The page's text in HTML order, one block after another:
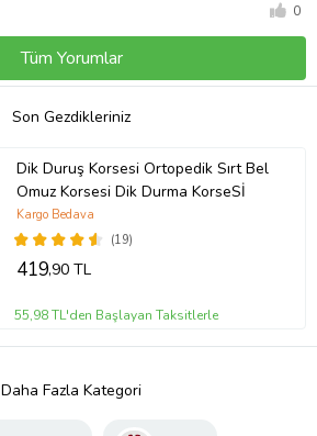
0
Tüm Yorumlar
Son Gezdikleriniz
Dik Duruş Korsesi Ortopedik Sırt Bel
Omuz Korsesi Dik Durma KorseSİ
(19)
Kargo Bedava
419,90 TL
55,98 TL'den Başlayan Taksitlerle
Daha Fazla Kategori